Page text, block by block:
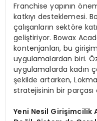
Franchise yapının
katkıyı desteklemesi.
çalışanların sektöre
geliştiriyor. Bowax
kontenjanları, bu
uygulamalardan biri.
uygulamalarda kadın
şekilde artarken,
stratejisinin bir parçası
Yeni Nesil Girişimcilik